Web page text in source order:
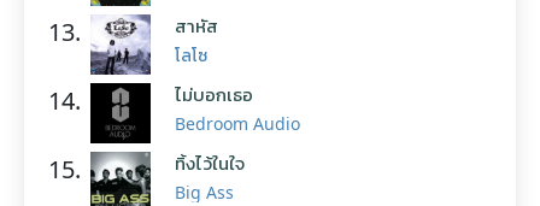
13. สาหัส
โลโซ
14. ไม่บอกเธอ
Bedroom Audio
15. ทิ้งไว้ในใจ
Big Ass